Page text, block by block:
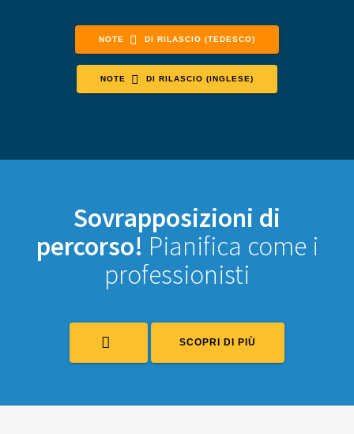
NOTE DI RILASCIO (TEDESCO)
NOTE DI RILASCIO (INGLESE)
Sovrapposizioni di
percorso! Pianifica come i
professionisti
SCOPRI DI PIÙ